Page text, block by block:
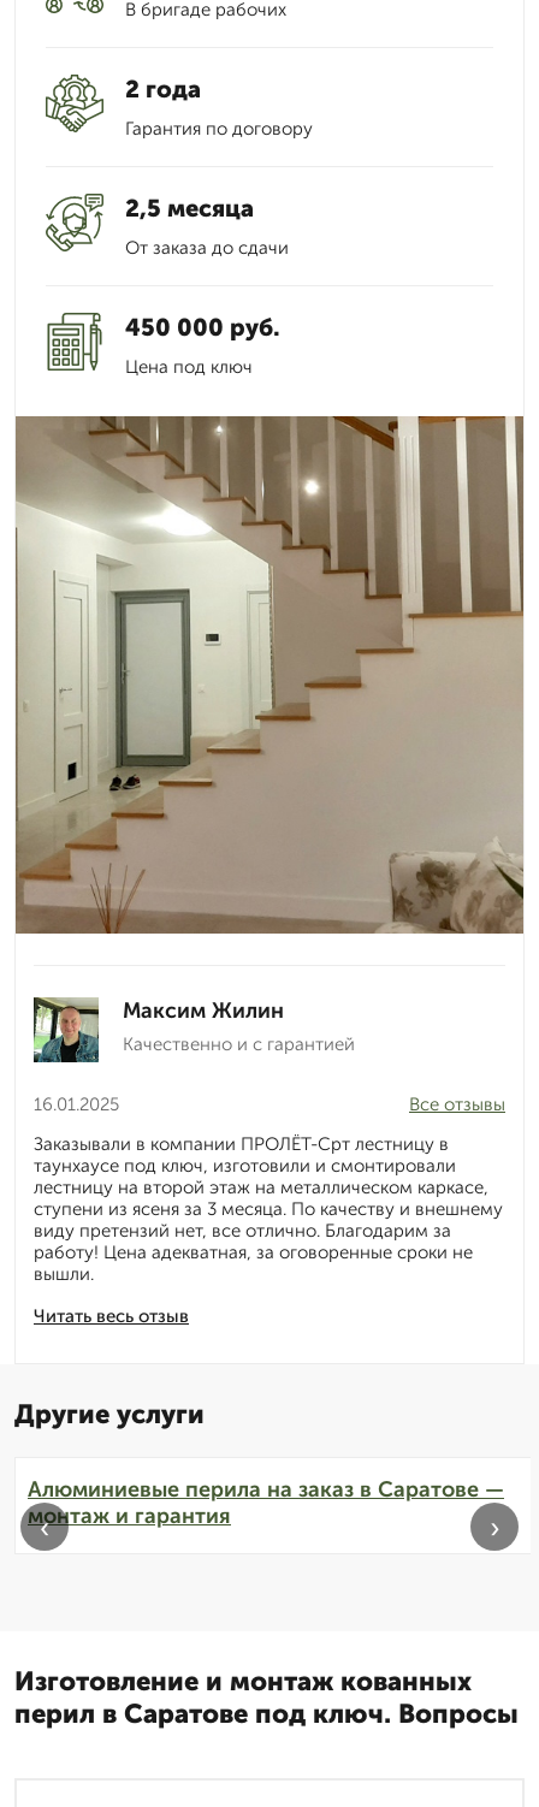
В бригаде рабочих
2 года
Гарантия по договору
2,5 месяца
От заказа до сдачи
450 000 руб.
Цена под ключ
Максим Жилин
Качественно и с гарантией
16.01.2025
Читать весь отзыв
Все отзывы
Заказывали в компании ПРОЛЁТ-Срт лестницу в
таунхаусе под ключ, изготовили и смонтировали
лестницу на второй этаж на металлическом каркасе,
ступени из ясеня за 3 месяца. По качеству и внешнему
виду претензий нет, все отлично. Благодарим за
работу! Цена адекватная, за оговоренные сроки не
вышли.
Другие услуги
Алюминиевые перила на заказ в Саратове —
монтаж и гарантия
‹ ›
Изготовление и монтаж кованных
перил в Саратове под ключ. Вопросы